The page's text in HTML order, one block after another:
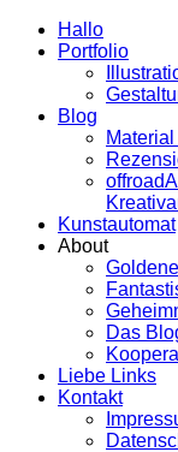
Hallo
Portfolio
Blog
Kunstautomat
About
Das
Liebe Links
Kontakt